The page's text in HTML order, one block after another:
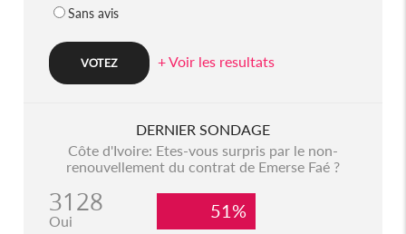
Sans avis
+ Voir les resultats
DERNIER SONDAGE
Côte d'Ivoire: Etes-vous surpris par le non-
renouvellement du contrat de Emerse Faé ?
3128
Oui 51%